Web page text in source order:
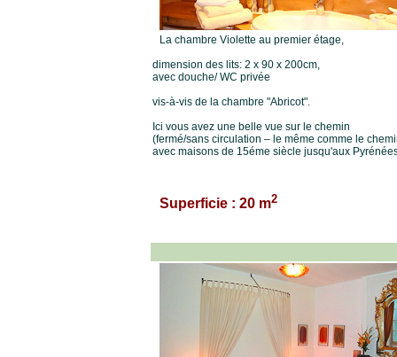
La chambre Violette au premier étage,
dimension des lits: 2 x 90 x 200cm,
avec douche/ WC privée
vis-à-vis de la chambre "Abricot".
Ici vous avez une belle vue sur le chemin
(fermé/sans circulation – le même comme le
avec maisons de 15éme siècle jusqu'aux
Superficie : 20 m2